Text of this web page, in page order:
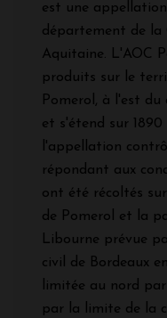
est une
département de la
Aquitaine. L'AOC
produits sur le
Pomerol, à l'est
et s'étend sur
l'appellation
répondant aux
ont été récoltés
de Pomerol et la
Libourne prévue
civil de Bordeaux
limitée au nord
par la limite de la